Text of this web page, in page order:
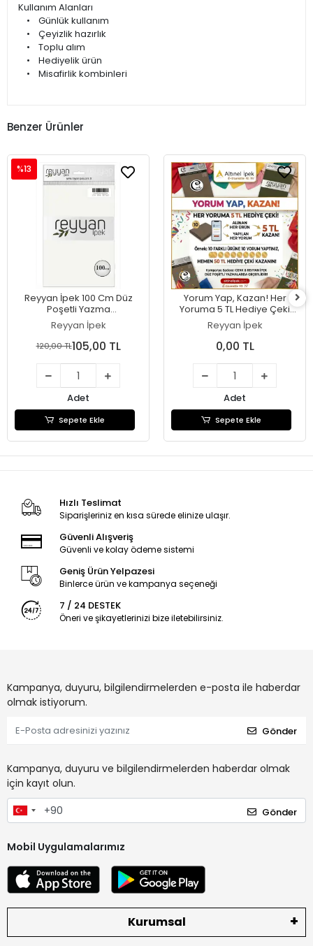
Kullanım Alanları
• Günlük kullanım
• Çeyizlik hazırlık
• Toplu alım
• Hediyelik ürün
• Misafirlik kombinleri
Benzer Ürünler
Reyyan İpek 100 Cm Düz
Poşetli Yazma
(Sekerbeyaz)-150
Reyyan İpek
%13
120,00 TL105,00 TL
Adet
Sepete Ekle
Yorum Yap, Kazan! Her
Yoruma 5 TL Hediye Çeki
Sende Kazan.
Reyyan İpek
0,00 TL
Adet
Sepete Ekle
Hızlı Teslimat
Siparişleriniz en kısa sürede elinize ulaşır.
Güvenli Alışveriş
Güvenli ve kolay ödeme sistemi
Geniş Ürün Yelpazesi
Binlerce ürün ve kampanya seçeneği
7 / 24 DESTEK
Öneri ve şikayetlerinizi bize iletebilirsiniz.
Kampanya, duyuru, bilgilendirmelerden e-posta ile haberdar
olmak istiyorum.
Gönder
Kampanya, duyuru ve bilgilendirmelerden haberdar olmak
için kayıt olun.
Gönder
Mobil Uygulamalarımız
Kurumsal